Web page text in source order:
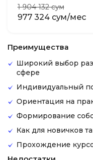
1 904 132 сум
977 324 сум/мес
Преимущества
Широкий выбор
сфере
Индивидуальный
Ориентация на
Формирование
Как для новичков
Прохождение